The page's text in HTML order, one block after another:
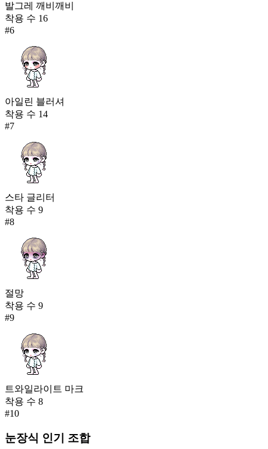
발그레 깨비깨비
착용 수 16
#6
아일린 블러셔
착용 수 14
#7
스타 글리터
착용 수 9
#8
절망
착용 수 9
#9
트와일라이트 마크
착용 수 8
#10
눈장식 인기 조합